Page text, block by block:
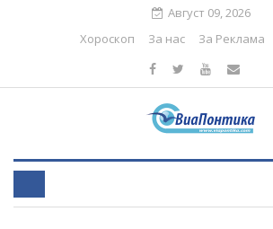
Август 09, 2026
Хороскоп
За нас За Реклама